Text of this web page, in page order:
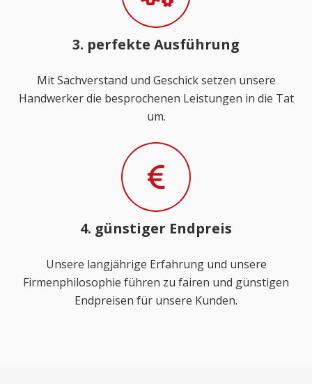
3. perfekte Ausführung
Mit Sachverstand und Geschick setzen unsere
Handwerker die besprochenen Leistungen in die Tat
um.
4. günstiger Endpreis
Unsere langjährige Erfahrung und unsere
Firmenphilosophie führen zu fairen und günstigen
Endpreisen für unsere Kunden.